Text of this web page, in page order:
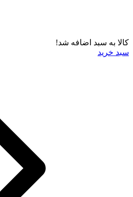
کالا به سبد اضافه شد!
سبد خرید